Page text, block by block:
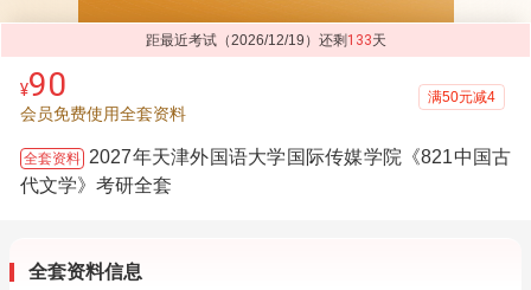
距最近考试（2026/12/19）还剩 133天
¥90
会员免费使用全套资料
满50元减4
全套资料 2027年天津外国语大学国际传媒学院《821中国古
代文学》考研全套
全套资料信息